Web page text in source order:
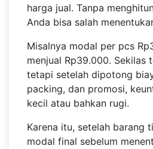
harga jual. Tanpa
Anda bisa salah
Misalnya modal per pcs
menjual Rp39.000. Sekilas
tetapi setelah dipotong
packing, dan promosi,
kecil atau bahkan rugi.
Karena itu, setelah barang
modal final sebelum